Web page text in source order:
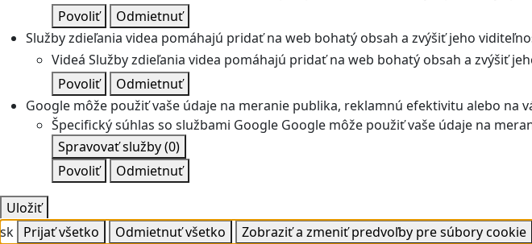
Povoliť
Odmietnuť
Služby zdieľania videa pomáhajú pridať na web bohatý obsah a zvýšiť jeho
Videá Služby zdieľania videa pomáhajú pridať na web bohatý obsah a zvýšiť
Povoliť
Odmietnuť
Google môže použiť vaše údaje na meranie publika, reklamnú efektivitu alebo na
Špecifický súhlas so službami Google Google môže použiť vaše údaje na
Spravovať služby(0)
Povoliť
Odmietnuť
Uložiť
sk Prijať všetko Odmietnuť všetko Zobraziť a zmeniť predvoľby pre súbory cookie